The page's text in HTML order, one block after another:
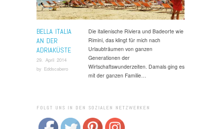
BELLA ITALIA
AN DER
ADRIAKÜSTE
29. April 2014
by Eddscabero
Die italienische Riviera und Badeorte wie
Rimini, das klingt für mich nach
Urlaubträumen von ganzen
Generationen der
Wirtschaftswunderzeiten. Damals ging es
mit der ganzen Familie…
FOLGT UNS IN DEN SOZIALEN NETZWERKEN